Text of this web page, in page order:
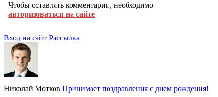
Чтобы оставлять комментарии, необходимо
авторизоваться на сайте
Вход на сайт Рассылка
Николай Мотков Принимает поздравления с днем рождения!